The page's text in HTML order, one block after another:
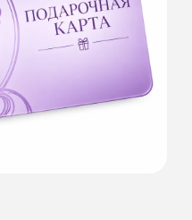
5 000 руб.
10 000 руб.
Красота